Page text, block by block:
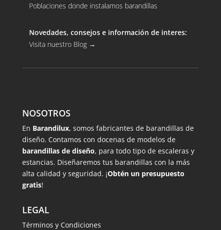
Poblaciones donde instalamos barandillas
Novedades, consejos e información de interes:
Visita nuestro Blog →
NOSOTROS
En Barandilux, somos fabricantes de barandillas de
diseño. Contamos con docenas de modelos de
barandillas de diseño, para todo tipo de escaleras y
estancias. Diseñaremos tus barandillas con la más
alta calidad y seguridad. ¡Obtén un presupuesto
gratis!
LEGAL
Términos y Condiciones